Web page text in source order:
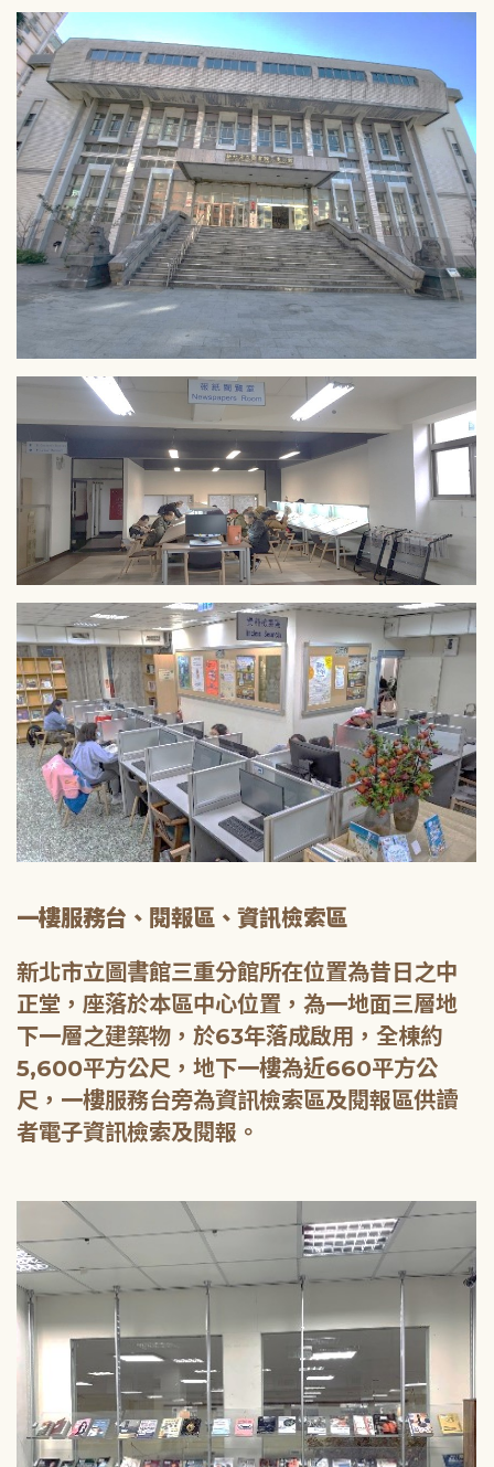
一樓服務台、閱報區、資訊檢索區
新北市立圖書館三重分館所在位置為昔日之中
正堂，座落於本區中心位置，為一地面三層地
下一層之建築物，於63年落成啟用，全棟約
5,600平方公尺，地下一樓為近660平方公
尺，一樓服務台旁為資訊檢索區及閱報區供讀
者電子資訊檢索及閱報。